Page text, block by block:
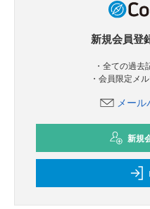
新規会員登
・全ての過
・会員限定メ
メー
新規